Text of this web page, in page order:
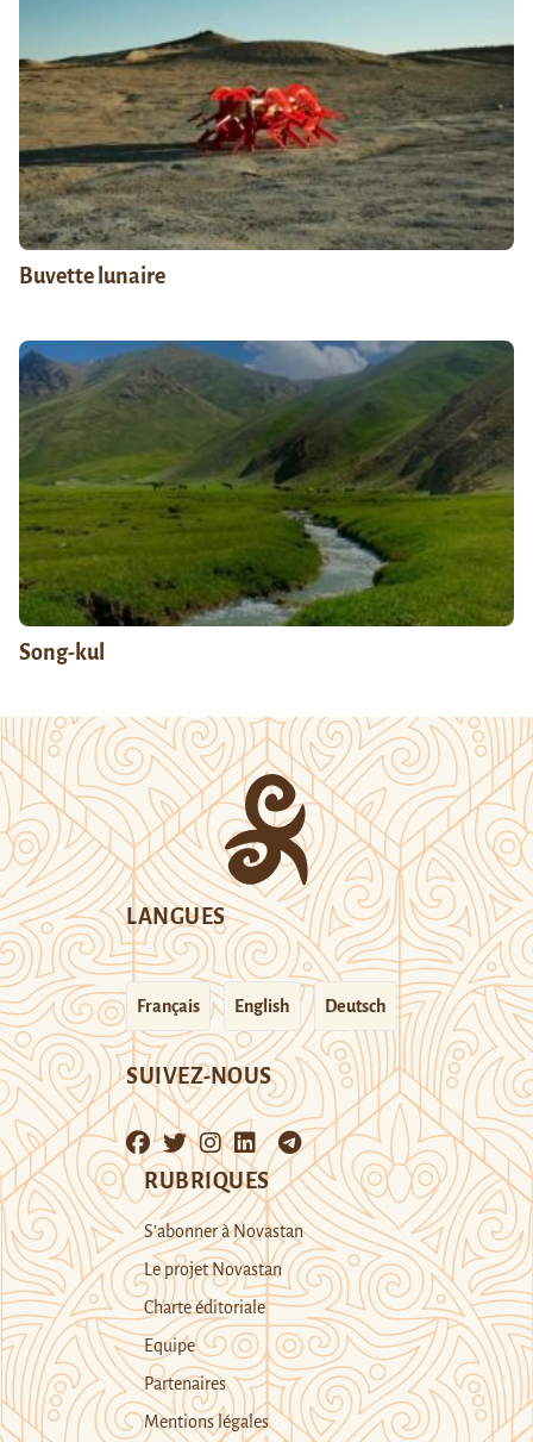
Buvette lunaire
Song-kul
LANGUES
Français English Deutsch
SUIVEZ-NOUS
RUBRIQUES
S’abonner à Novastan
Le projet Novastan
Charte éditoriale
Equipe
Partenaires
Mentions légales